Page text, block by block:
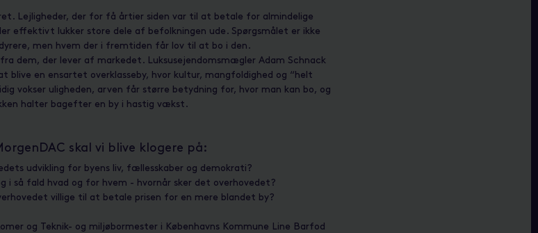
Lejligheder, der for få årtier siden var til at betale for almindelige
effektivt lukker store dele af befolkningen ude. Spørgsmålet er ikke
men hvem der i fremtiden får lov til at bo i den.
dem, der lever af markedet. Luksusejendomsmægler Adam Schnack
blive en ensartet overklasseby, hvor kultur, mangfoldighed og “helt
vokser uligheden, arven får større betydning for, hvor man kan bo, og
halter bagefter en by i hastig vækst.
skal vi blive klogere på:
udvikling for byens liv, fællesskaber og demokrati?
i så fald hvad og for hvem - hvornår sker det overhovedet?
villige til at betale prisen for en mere blandet by?
og Teknik- og miljøbormester i Københavns Kommune Line Barfod